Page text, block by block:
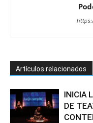
Artículos relacionados
INICIA
DE